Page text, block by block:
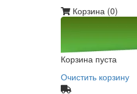
Корзина (0)
Корзина пуста
Очистить корзину